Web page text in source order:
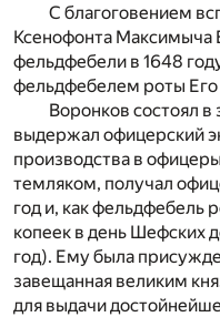
С благоговением
Ксенофонта Максимыча
фельдфебели в 1648
фельдфебелем роты Его
Воронков состоял в
выдержал офицерский
производства в
темляком, получал
год и, как фельдфебель
копеек в день Шефских
год). Ему была
завещанная великим
для выдачи